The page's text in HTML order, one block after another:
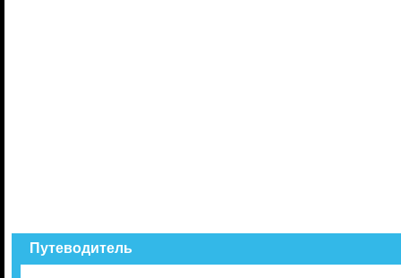
Путеводитель